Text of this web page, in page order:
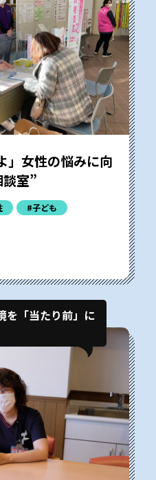
」女性の悩みに向
室”
#子ども
を「当たり前」に